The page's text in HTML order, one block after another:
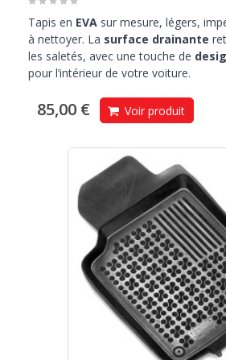
Tapis en EVA sur mesure, légers,
à nettoyer. La surface drainante
les saletés, avec une touche de
pour l’intérieur de votre voiture.
85,00 € Voir produit